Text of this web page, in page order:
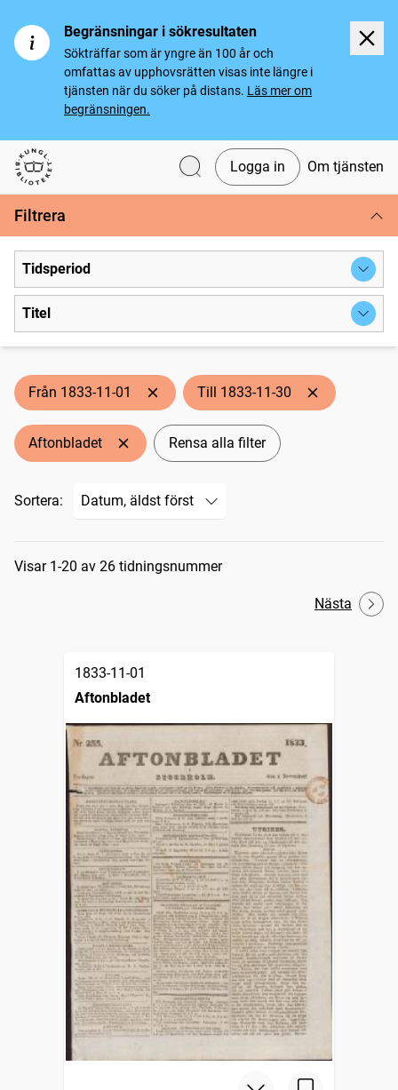
Begränsningar i sökresultaten
Sökträffar som är yngre än 100 år och
omfattas av upphovsrätten visas inte längre i
tjänsten när du söker på distans. Läs mer om
begränsningen.
Svenska tidningar
Logga in Om tjänsten
Filtrera
Tidsperiod
Titel
Från 1833-11-01 Till 1833-11-30
Aftonbladet Rensa alla filter
Sortera:
Sökresultat
Visar 1-20 av 26 tidningsnummer
Nästa
1833-11-01
Aftonbladet